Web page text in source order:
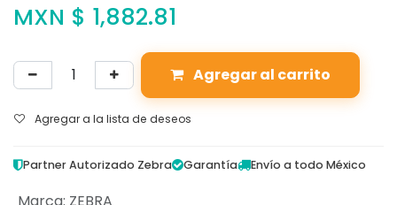
MXN $ 1,882.81
Agregar al carrito
Agregar a la lista de deseos
Partner Autorizado Zebra Garantía Envío a todo México
Marca: ZEBRA